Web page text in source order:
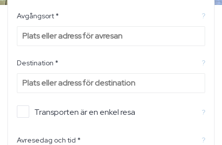
Avgångsort * ?
Destination * ?
Transporten är en enkel resa ?
Avresedag och tid * ?